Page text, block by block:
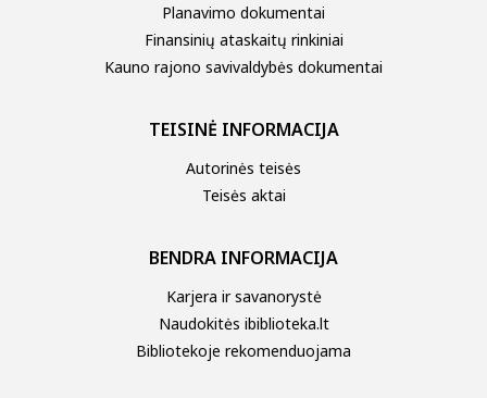
Planavimo dokumentai
Finansinių ataskaitų rinkiniai
Kauno rajono savivaldybės dokumentai
TEISINĖ INFORMACIJA
Autorinės teisės
Teisės aktai
BENDRA INFORMACIJA
Karjera ir savanorystė
Naudokitės ibiblioteka.lt
Bibliotekoje rekomenduojama